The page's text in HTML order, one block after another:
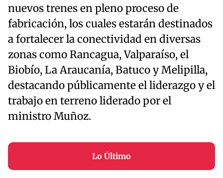
nuevos trenes en pleno proceso de
fabricación, los cuales estarán destinados
a fortalecer la conectividad en diversas
zonas como Rancagua, Valparaíso, el
Biobío, La Araucanía, Batuco y Melipilla,
destacando públicamente el liderazgo y el
trabajo en terreno liderado por el
ministro Muñoz.
Lo Último